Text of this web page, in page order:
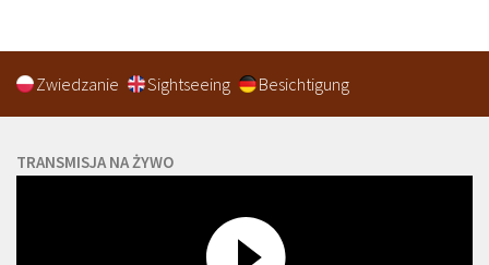
Zwiedzanie Sightseeing Besichtigung
TRANSMISJA NA ŻYWO